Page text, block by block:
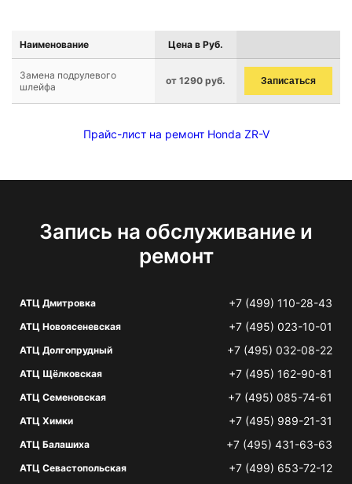
Наименование Цена в Руб.
Замена подрулевого
шлейфа
от 1290 руб. Записаться
Прайс-лист на ремонт Honda ZR-V
Запись на обслуживание и
ремонт
АТЦ Дмитровка +7 (499) 110-28-43
АТЦ Новоясеневская +7 (495) 023-10-01
АТЦ Долгопрудный +7 (495) 032-08-22
АТЦ Щёлковская +7 (495) 162-90-81
АТЦ Семеновская +7 (495) 085-74-61
АТЦ Химки +7 (495) 989-21-31
АТЦ Балашиха +7 (495) 431-63-63
АТЦ Севастопольская +7 (499) 653-72-12